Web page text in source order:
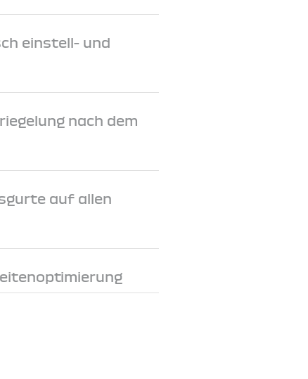
einstell- und
nach dem
auf allen